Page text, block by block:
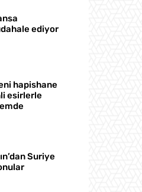
ediyor
hapishane
esirlerle
Suriye